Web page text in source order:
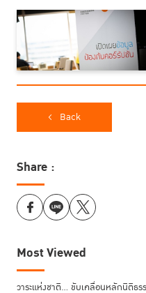
เสวนาแลกเปลี่ยนประเด็นเกี่ยวกับ
ในแง่มุมต่าง ๆ เช่น เทคโนโลยี
ความยุติธรรม Open Data และ AI
และการซักฟอกข้อมูลต่อต้านการแส
ที่ผ่านมาล้วนเป็นจุดเริ่มต้นในการทำ
สถานการณ์ปัจจุบัน ตัวอย่างที่ดีในกา
ทั้งหมดนี้เพื่อนำแนวคิดที่น่าสนใจมา
การนำมาทดลอง พัฒนา และขยายผ
ภาคส่วน ตลอดจนผู้สนใจที่เข้าร่วมง
โดยเปิดเผยข้อมูลสาธารณะ (Open
ทุกภาคส่วนที่ดำเนินงานเกี่ยวข้องกับ
อำนาจให้ประชาชนได้เรียนรู้และตร
ด้วยนโยบายของ TIJ ที่ให้ความสำคั
ทุกภาคส่วน โดยเฉพาะภาคประชาชน
ระดับประสิทธิภาพในการทำงานของ
Back
Share :
Most Viewed
วาระแห่งชาติ… ขับเคลื่อนหลักนิติธร